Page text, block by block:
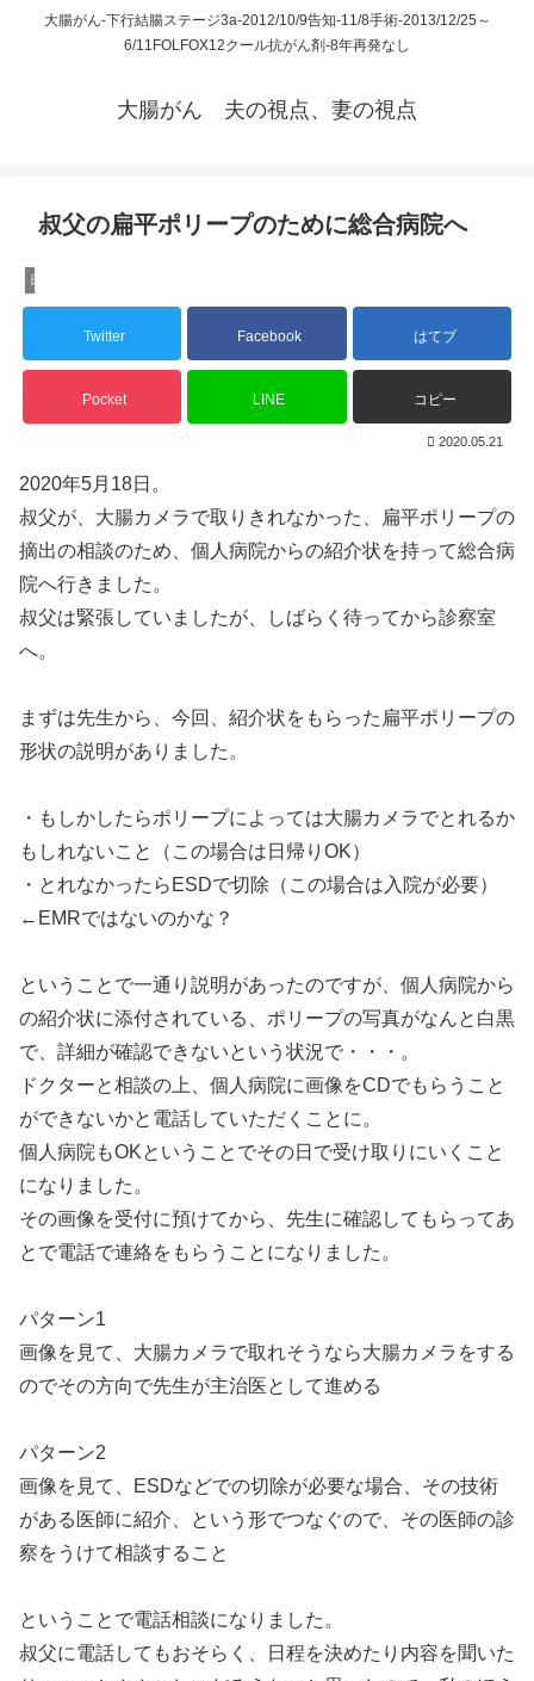
大腸がん-下行結腸ステージ3a-2012/10/9告知-11/8手術-2013/12/25～
6/11FOLFOX12クール抗がん剤-8年再発なし
大腸がん 夫の視点、妻の視点
叔父の扁平ポリープのために総合病院へ
日々徒然
Twitter Facebook はてブ
Pocket LINE コピー
2020.05.21
2020年5月18日。
叔父が、大腸カメラで取りきれなかった、扁平ポリープの
摘出の相談のため、個人病院からの紹介状を持って総合病
院へ行きました。
叔父は緊張していましたが、しばらく待ってから診察室
へ。
まずは先生から、今回、紹介状をもらった扁平ポリープの
形状の説明がありました。
・もしかしたらポリープによっては大腸カメラでとれるか
もしれないこと（この場合は日帰りOK）
・とれなかったらESDで切除（この場合は入院が必要）
←EMRではないのかな？
ということで一通り説明があったのですが、個人病院から
の紹介状に添付されている、ポリープの写真がなんと白黒
で、詳細が確認できないという状況で・・・。
ドクターと相談の上、個人病院に画像をCDでもらうこと
ができないかと電話していただくことに。
個人病院もOKということでその日で受け取りにいくこと
になりました。
その画像を受付に預けてから、先生に確認してもらってあ
とで電話で連絡をもらうことになりました。
パターン1
画像を見て、大腸カメラで取れそうなら大腸カメラをする
のでその方向で先生が主治医として進める
パターン2
画像を見て、ESDなどでの切除が必要な場合、その技術
がある医師に紹介、という形でつなぐので、その医師の診
察をうけて相談すること
ということで電話相談になりました。
叔父に電話してもおそらく、日程を決めたり内容を聞いた